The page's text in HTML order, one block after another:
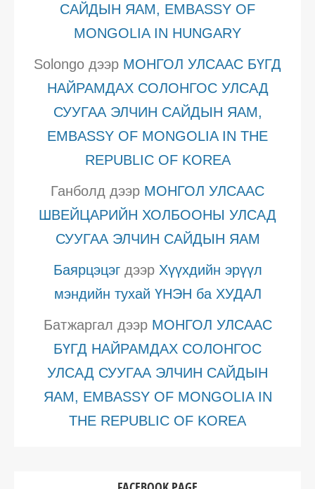
САЙДЫН ЯАМ, EMBASSY OF
MONGOLIA IN HUNGARY
Solongo дээр МОНГОЛ УЛСААС БҮГД
НАЙРАМДАХ СОЛОНГОС УЛСАД
СУУГАА ЭЛЧИН САЙДЫН ЯАМ,
EMBASSY OF MONGOLIA IN THE
REPUBLIC OF KOREA
Ганболд дээр МОНГОЛ УЛСААС
ШВЕЙЦАРИЙН ХОЛБООНЫ УЛСАД
СУУГАА ЭЛЧИН САЙДЫН ЯАМ
Баярцэцэгдээр Хүүхдийн эрүүл
мэндийн тухай ҮНЭН ба ХУДАЛ
Батжаргал дээр МОНГОЛ УЛСААС
БҮГД НАЙРАМДАХ СОЛОНГОС
УЛСАД СУУГАА ЭЛЧИН САЙДЫН
ЯАМ, EMBASSY OF MONGOLIA IN
THE REPUBLIC OF KOREA